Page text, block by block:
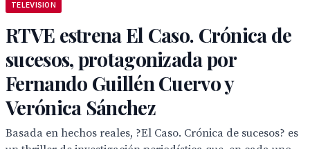
TELEVISION
RTVE estrena El Caso. Crónica de
sucesos, protagonizada por
Fernando Guillén Cuervo y
Verónica Sánchez
Basada en hechos reales, ?El Caso. Crónica de sucesos? es